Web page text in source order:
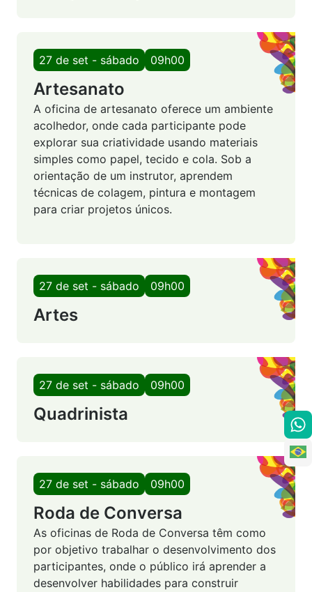
27 de set - sábado 09h00
Artesanato
A oficina de artesanato oferece um ambiente
acolhedor, onde cada participante pode
explorar sua criatividade usando materiais
simples como papel, tecido e cola. Sob a
orientação de um instrutor, aprendem
técnicas de colagem, pintura e montagem
para criar projetos únicos.
27 de set - sábado 09h00
Artes
27 de set - sábado 09h00
Quadrinista
27 de set - sábado 09h00
Roda de Conversa
As oficinas de Roda de Conversa têm como
por objetivo trabalhar o desenvolvimento dos
participantes, onde o público irá aprender a
desenvolver habilidades para construir